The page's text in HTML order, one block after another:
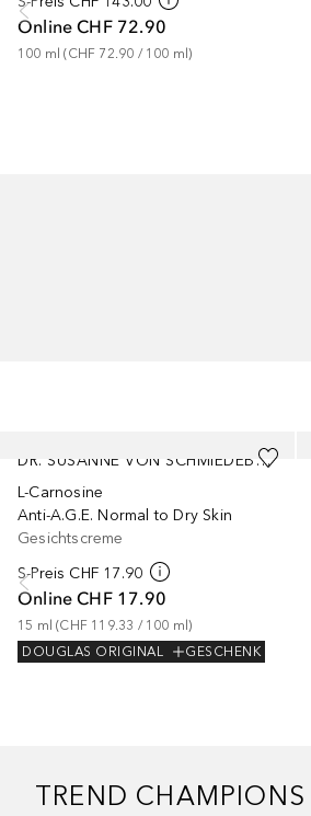
Online CHF 72.90
100 ml (CHF 72.90 / 100 ml)
DR. SUSANNE VON SCHMIEDEBERG
L-Carnosine
Anti-A.G.E. Normal to Dry Skin
Gesichtscreme
S-Preis CHF 17.90
Online CHF 17.90
15 ml (CHF 119.33 / 100 ml)
DOUGLAS ORIGINAL
GESCHENK
TREND CHAMPIONS